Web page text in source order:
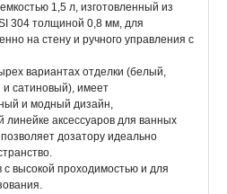
1,5 л, изготовленный из
304 толщиной 0,8 мм, для
на стену и ручного управления с
вариантах отделки (белый,
сатиновый), имеет
и модный дизайн,
линейке аксессуаров для ванных
дозатору идеально
с высокой проходимостью и для